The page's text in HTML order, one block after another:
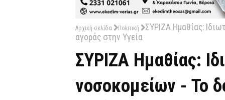
Αρχική σελίδα Πολιτική
ΣΥΡΙΖΑ Ημαθίας:
αγοράς στην Υγεία
ΣΥΡΙΖΑ Ημαθίας:
νοσοκομείων - Το